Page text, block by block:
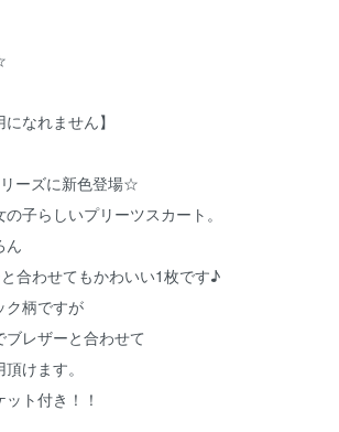
なれません】
ーズに新色登場☆
子らしいプリーツスカート。
ん
合わせてもかわいい1枚です♪
ク柄ですが
レザーと合わせて
けます。
ト付き！！